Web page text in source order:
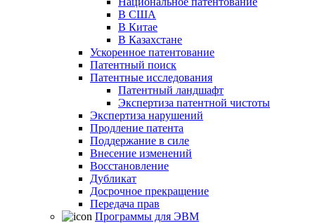
В США
В Китае
В Казахстане
Ускоренное патентование
Патентный поиск
Патентные исследования
Патентный ландшафт
Экспертиза патентной чистоты
Экспертиза нарушений
Продление патента
Поддержание в силе
Внесение изменений
Восстановление
Дубликат
Досрочное прекращение
Передача прав
Программы для ЭВМ